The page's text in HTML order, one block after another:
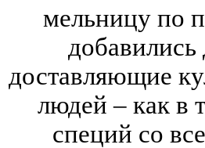
мельницу по
добавились
доставляющие
людей – как в
специй со